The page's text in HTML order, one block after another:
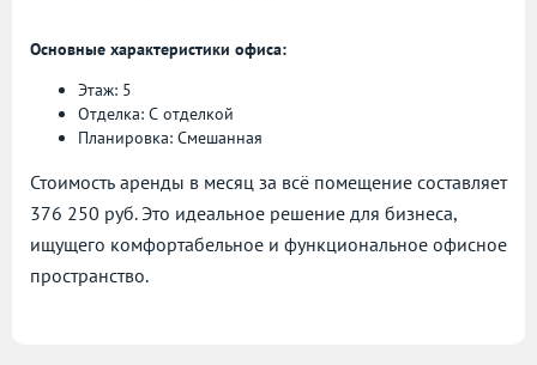
Основные характеристики офиса:
Этаж: 5
Отделка: С отделкой
Планировка: Смешанная
Стоимость аренды в месяц за всё помещение составляет
376 250 руб. Это идеальное решение для бизнеса,
ищущего комфортабельное и функциональное офисное
пространство.